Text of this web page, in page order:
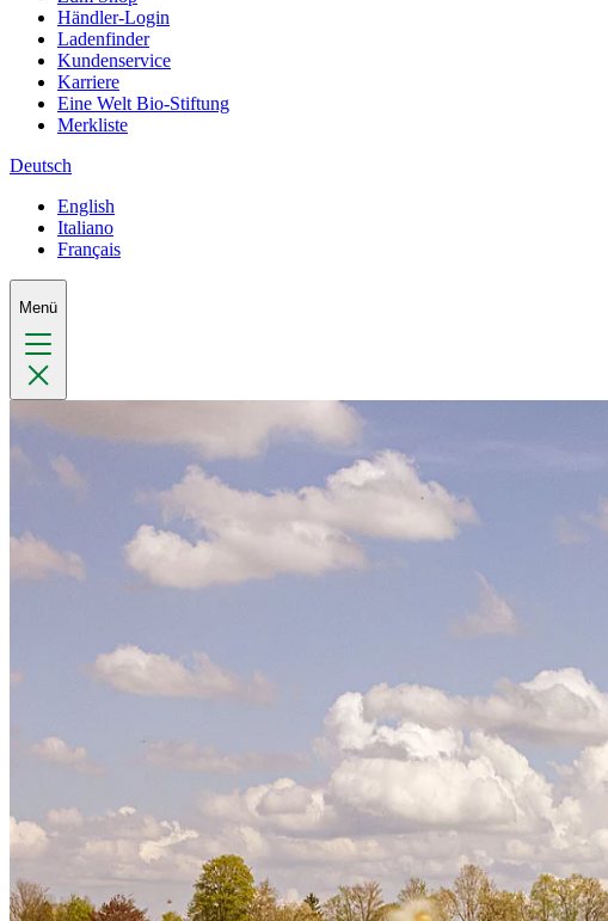
Händler-Login
Ladenfinder
Kundenservice
Karriere
Eine Welt Bio-Stiftung
Merkliste
Deutsch
English
Italiano
Français
Menü